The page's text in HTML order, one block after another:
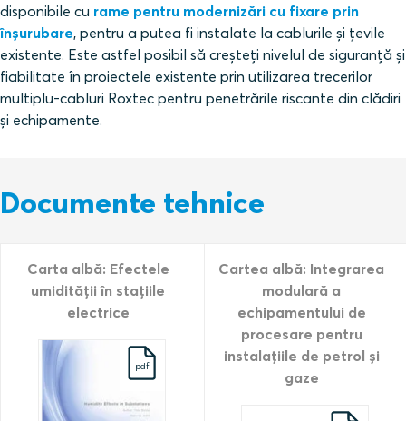
disponibile cu rame pentru modernizări cu fixare prin
înșurubare, pentru a putea fi instalate la cablurile și țevile
existente. Este astfel posibil să creșteți nivelul de siguranță și
fiabilitate în proiectele existente prin utilizarea trecerilor
multiplu‑cabluri Roxtec pentru penetrările riscante din clădiri
și echipamente.
Documente tehnice
Carta albă: Efectele
umidității în stațiile
electrice
pdf
Cartea albă: Integrarea
modulară a
echipamentului de
procesare pentru
instalațiile de petrol și
gaze